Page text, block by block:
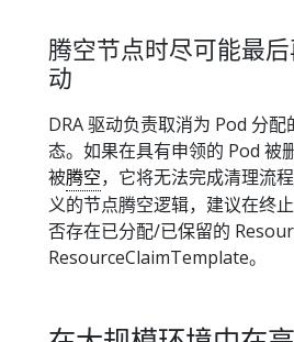
腾空节点时尽可能最
动
DRA 驱动负责取消为 Pod 分
态。如果在具有申领的 Pod 被
被腾空，它将无法完成清理流
义的节点腾空逻辑，建议在终
否存在已分配/已保留的
ResourceClaimTemplate。